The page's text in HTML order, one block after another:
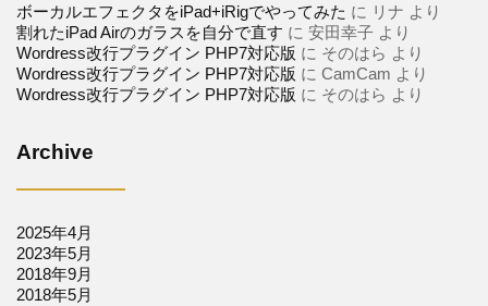
ボーカルエフェクタをiPad+iRigでやってみた に リナ より
割れたiPad Airのガラスを自分で直す に 安田幸子 より
Wordress改行プラグイン PHP7対応版 に そのはら より
Wordress改行プラグイン PHP7対応版 に CamCam より
Wordress改行プラグイン PHP7対応版 に そのはら より
Archive
2025年4月
2023年5月
2018年9月
2018年5月